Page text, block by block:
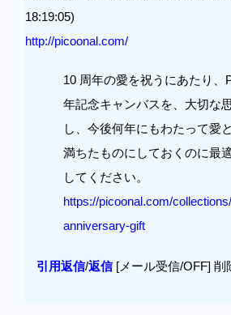
18:19:05)
http://picoonal.com/
10 周年の愛を祝うにあたり、
年記念キャンバスを、大切な
し、今後何年にもわたって愛
満ちたものにしておくのに最
してください。
https://picoonal.com/
anniversary-gift
引用返信/返信[メール受信/OFF] 削